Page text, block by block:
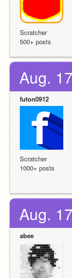
Scratcher
500+ posts
Aug.
futon0912
Scratcher
1000+ posts
Aug.
abee